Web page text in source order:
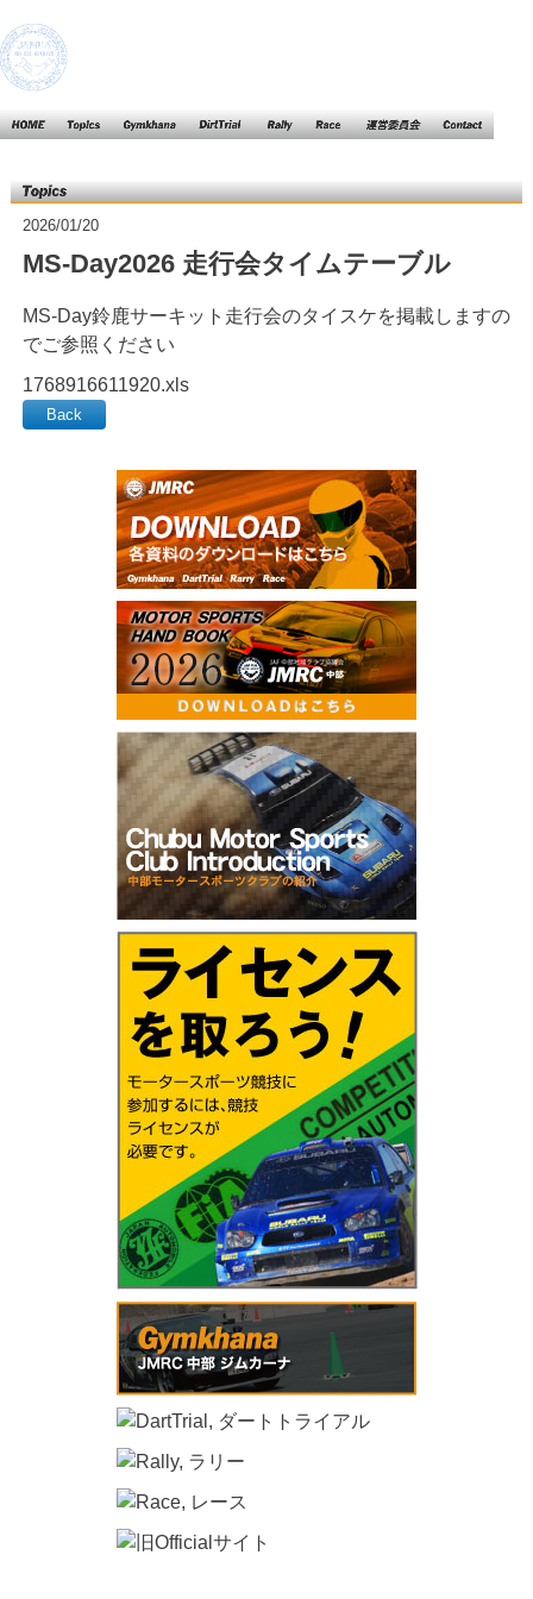
Top TopicsGymkhanaDartTrialRally Race運営委員Contact
Topics
2026/01/20
MS-Day2026 走行会タイムテーブル
MS-Day鈴鹿サーキット走行会のタイスケを掲載しますの
でご参照ください
1768916611920.xls
Back